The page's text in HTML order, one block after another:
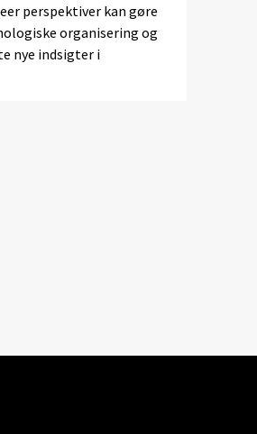
perspektiver kan gøre
organisering og
nye indsigter i